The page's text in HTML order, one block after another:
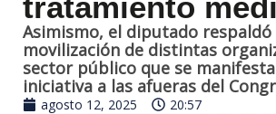
Asimismo, el diputado respaldó
movilización de distintas
sector público que se
iniciativa a las afueras del
agosto 12, 2025 20:57